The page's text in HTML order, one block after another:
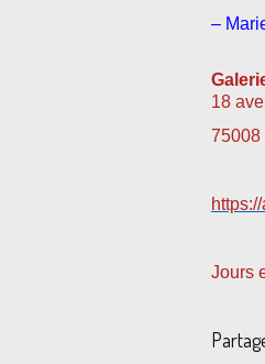
–
18
75008
Jours